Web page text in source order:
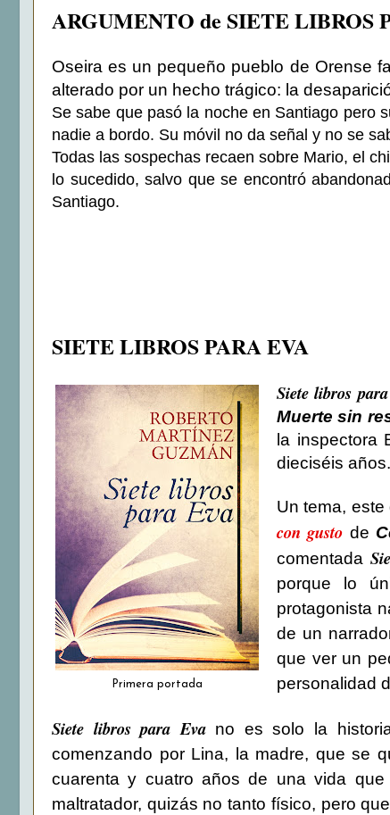
ARGUMENTO de SIETE LIBROS
Oseira es un pequeño pueblo de Orense
alterado por un hecho trágico: la
Se sabe que pasó la noche en Santiago pero
nadie a bordo. Su móvil no da señal y no se
Todas las sospechas recaen sobre Mario, el
lo sucedido, salvo que se encontró
Santiago.
SIETE LIBROS PARA EVA
Primera portada
Siete libros
Muerte sin
la inspectora
dieciséis
Un tema,
con gusto de
comentada
porque lo
protagonista
de un
que ver un
personalidad
Siete libros para Evano es solo la
comenzando por Lina, la madre, que se
cuarenta y cuatro años de una vida
maltratador, quizás no tanto físico, pero